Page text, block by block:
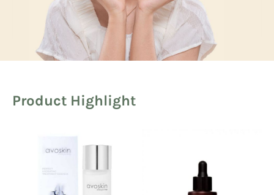
Product Highlight